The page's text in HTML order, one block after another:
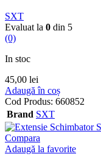
SXT
Evaluat la 0 din 5
(0)
In stoc
45,00 lei
Adaugă în coș
Cod Produs: 660852
Brand SXT
Compara
Adaugă la favorite